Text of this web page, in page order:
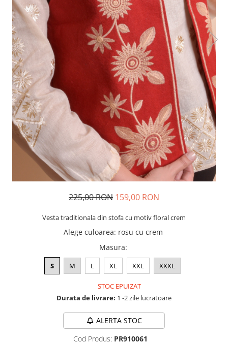
225,00 RON 159,00 RON
Vesta traditionala din stofa cu motiv floral crem
Alege culoarea: rosu cu crem
Masura:
S M L XL XXL XXXL
STOC EPUIZAT
Durata de livrare: 1 -2 zile lucratoare
ALERTA STOC
Cod Produs: PR910061